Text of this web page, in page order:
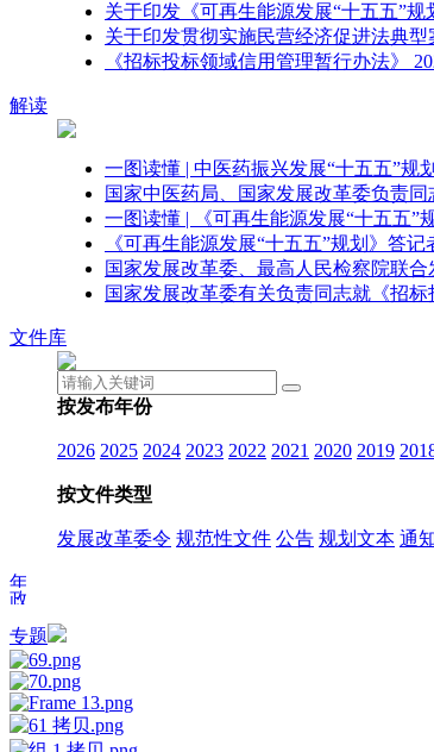
关于印发《可再生能源发展“十五五”
关于印发贯彻实施民营经济促进法典
《招标投标领域信用管理暂行办法》
解读
一图读懂 | 中医药振兴发展“十五五”规划
国家中医药局、国家发展改革委负
一图读懂 | 《可再生能源发展“十五五”
《可再生能源发展“十五五”规划》答记
国家发展改革委、最高人民检察院
国家发展改革委有关负责同志就《招
文件库
按发布年份
2026 2025 2024 2023 2022 2021 2020 2019
按文件类型
发展改革委令 规范性文件 公告 规划文本 通
专题